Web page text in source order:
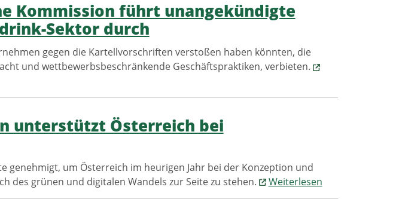
Kommission führt unangekündigte
Sektor durch
gegen die Kartellvorschriften verstoßen haben könnten, die
und wettbewerbsbeschränkende Geschäftspraktiken, verbieten.
unterstützt Österreich bei
genehmigt, um Österreich im heurigen Jahr bei der Konzeption und
des grünen und digitalen Wandels zur Seite zu stehen.
Weiterlesen